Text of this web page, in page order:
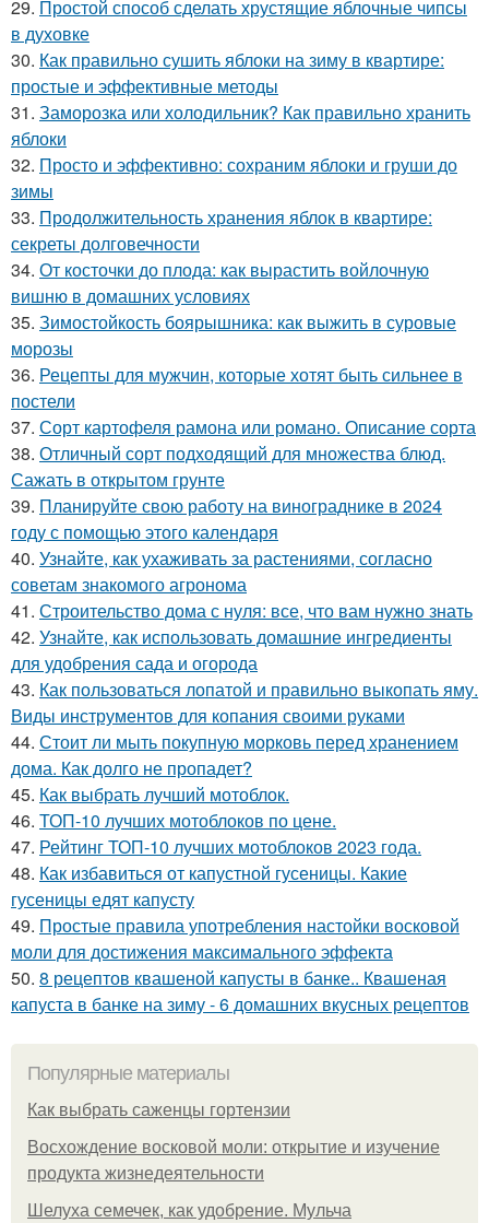
29. Простой способ сделать хрустящие яблочные чипсы
в духовке
30. Как правильно сушить яблоки на зиму в квартире:
простые и эффективные методы
31. Заморозка или холодильник? Как правильно хранить
яблоки
32. Просто и эффективно: сохраним яблоки и груши до
зимы
33. Продолжительность хранения яблок в квартире:
секреты долговечности
34. От косточки до плода: как вырастить войлочную
вишню в домашних условиях
35. Зимостойкость боярышника: как выжить в суровые
морозы
36. Рецепты для мужчин, которые хотят быть сильнее в
постели
37. Сорт картофеля рамона или романо. Описание сорта
38. Отличный сорт подходящий для множества блюд.
Сажать в открытом грунте
39. Планируйте свою работу на винограднике в 2024
году с помощью этого календаря
40. Узнайте, как ухаживать за растениями, согласно
советам знакомого агронома
41. Строительство дома с нуля: все, что вам нужно знать
42. Узнайте, как использовать домашние ингредиенты
для удобрения сада и огорода
43. Как пользоваться лопатой и правильно выкопать яму.
Виды инструментов для копания своими руками
44. Стоит ли мыть покупную морковь перед хранением
дома. Как долго не пропадет?
45. Как выбрать лучший мотоблок.
46. ТОП-10 лучших мотоблоков по цене.
47. Рейтинг ТОП-10 лучших мотоблоков 2023 года.
48. Как избавиться от капустной гусеницы. Какие
гусеницы едят капусту
49. Простые правила употребления настойки восковой
моли для достижения максимального эффекта
50. 8 рецептов квашеной капусты в банке.. Квашеная
капуста в банке на зиму - 6 домашних вкусных рецептов
Популярные материалы
Как выбрать саженцы гортензии
Восхождение восковой моли: открытие и изучение
продукта жизнедеятельности
Шелуха семечек, как удобрение. Мульча